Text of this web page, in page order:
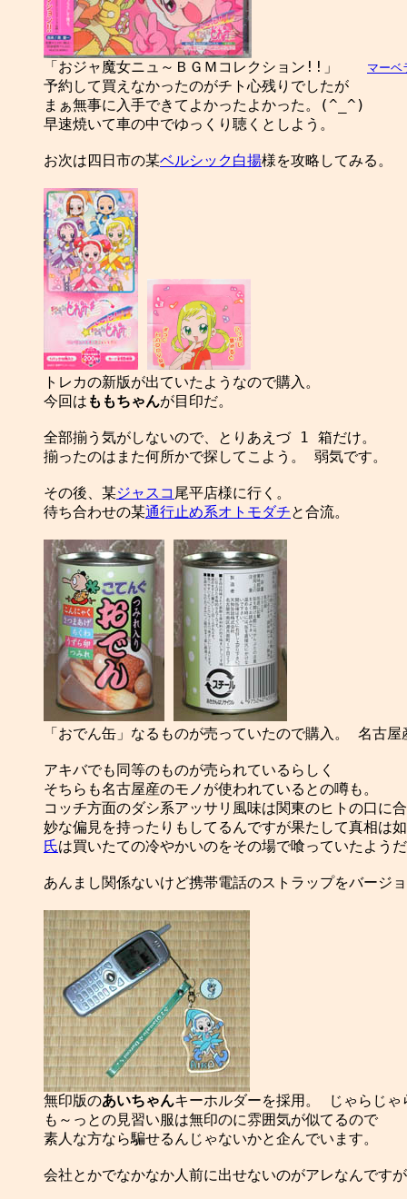
「おジャ魔女ニュ～ＢＧＭコレクション!!」 マーベ
予約して買えなかったのがチト心残りでしたが
まぁ無事に入手できてよかったよかった。(^_^)
早速焼いて車の中でゆっくり聴くとしよう。
お次は四日市の某ベルシック白揚様を攻略してみる。
トレカの新版が出ていたようなので購入。
今回は ももちゃんが目印だ。
全部揃う気がしないので、とりあえづ 1 箱だけ。
揃ったのはまた何所かで探してこよう。 弱気です。
その後、某ジャスコ 尾平店様に行く。
待ち合わせの某通行止め系オトモダチと合流。
「おでん缶」なるものが売っていたので購入。 名古屋
アキバでも同等のものが売られているらしく
そちらも名古屋産のモノが使われているとの噂も。
コッチ方面のダシ系アッサリ風味は関東のヒトの口に
氏は買いたての冷やかいのをその場で喰っていたよう
あんまし関係ないけど携帯電話のストラップをバージ
無印版のあいちゃんキーホルダーを採用。 じゃらじゃ
も～っとの見習い服は無印のに雰囲気が似てるので
素人な方なら騙せるんじゃないかと企んでいます。
会社とかでなかなか人前に出せないのがアレなんで